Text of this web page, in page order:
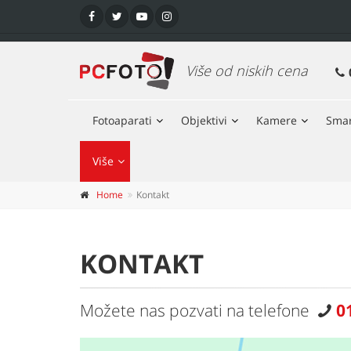
Više od niskih cena
Fotoaparati Objektivi Kamere
Više
Home Kontakt
KONTAKT
Možete nas pozvati na telefone